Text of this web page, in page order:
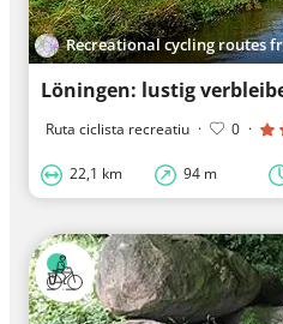
Recreational cycling routes
Löningen: lustig
Ruta ciclista recreatiu · 0 ·
22,1 km 94 m